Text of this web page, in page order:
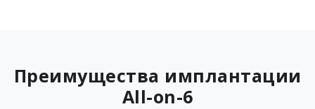
Преимущества имплантации
All-on-6